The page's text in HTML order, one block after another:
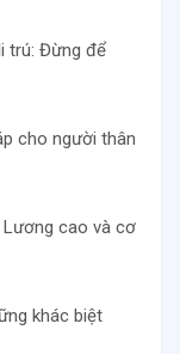
trú: Đừng để
cho người thân
Lương cao và cơ
khác biệt